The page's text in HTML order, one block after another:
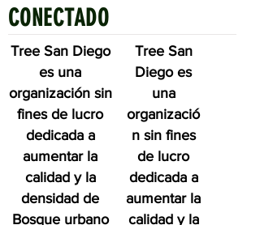
CONECTADO
Tree San Diego
es una
organización sin
fines de lucro
dedicada a
aumentar la
calidad y la
densidad de
Bosque urbano
Tree San
Diego es
una
organizació
n sin fines
de lucro
dedicada a
aumentar la
calidad y la